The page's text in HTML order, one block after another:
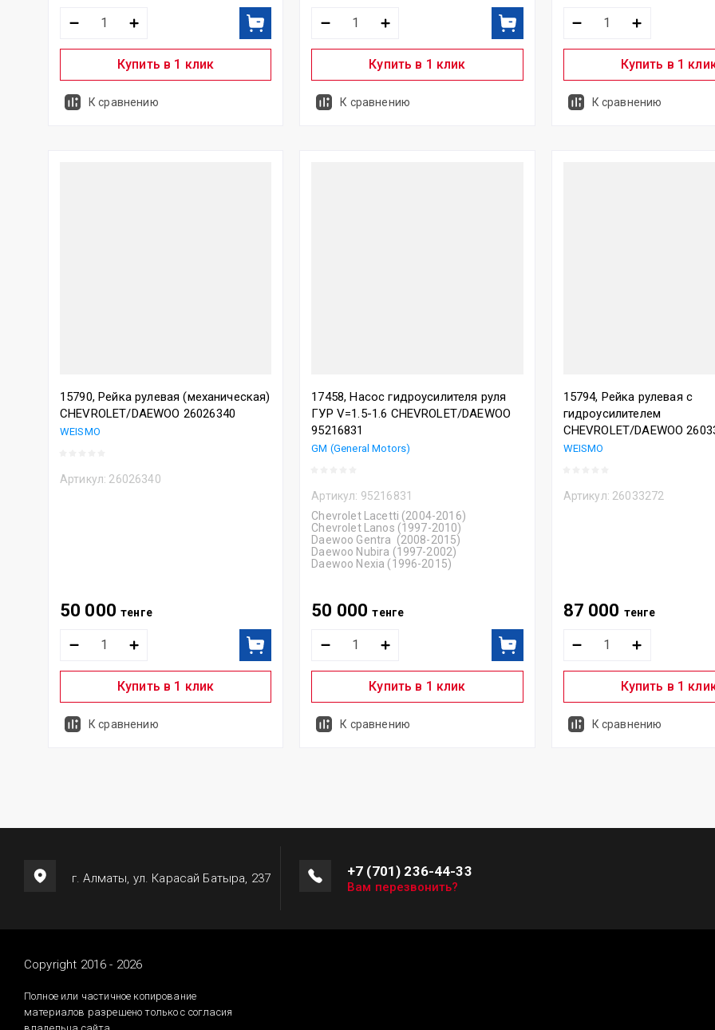
Купить в 1 клик
К сравнению
Купить в 1 клик
К сравнению
Купить в 1
К сравнению
15790, Рейка рулевая (механическая)
CHEVROLET/DAEWOO 26026340
WEISMO
Артикул: 26026340
50 000 тенге
Купить в 1 клик
К сравнению
17458, Насос гидроусилителя руля
ГУР V=1.5-1.6 CHEVROLET/DAEWOO
95216831
GM (General Motors)
Артикул: 95216831
Chevrolet Lacetti (2004-2016)
Chevrolet Lanos (1997-2010)
Daewoo Gentra (2008-2015)
Daewoo Nubira (1997-2002)
Daewoo Nexia (1996-2015)
50 000 тенге
Купить в 1 клик
К сравнению
15794, Рейка рулевая с
гидроусилителем
CHEVROLET/DAEWOO
WEISMO
Артикул: 26033272
87 000 тенге
Купить в 1
К сравнению
г. Алматы, ул. Карасай Батыра, 237 +7 (701) 236-44-33
Вам перезвонить?
Copyright 2016 - 2026
Полное или частичное копирование
материалов разрешено только с согласия